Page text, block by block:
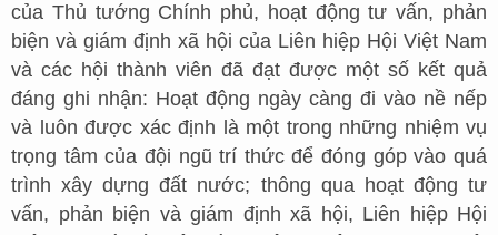
của Thủ tướng Chính phủ, hoạt động tư vấn, phản
biện và giám định xã hội của Liên hiệp Hội Việt Nam
và các hội thành viên đã đạt được một số kết quả
đáng ghi nhận: Hoạt động ngày càng đi vào nề nếp
và luôn được xác định là một trong những nhiệm vụ
trọng tâm của đội ngũ trí thức để đóng góp vào quá
trình xây dựng đất nước; thông qua hoạt động tư
vấn, phản biện và giám định xã hội, Liên hiệp Hội